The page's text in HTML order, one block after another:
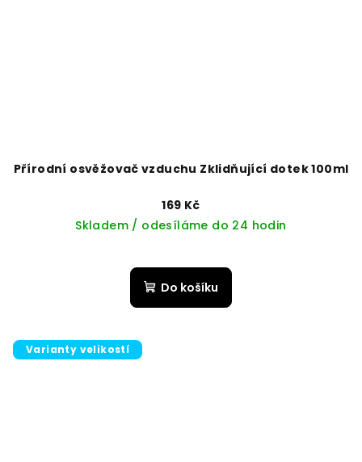
Přírodní osvěžovač vzduchu Zklidňující dotek 100ml
169 Kč
Skladem / odesíláme do 24 hodin
Do košíku
Varianty velikostí